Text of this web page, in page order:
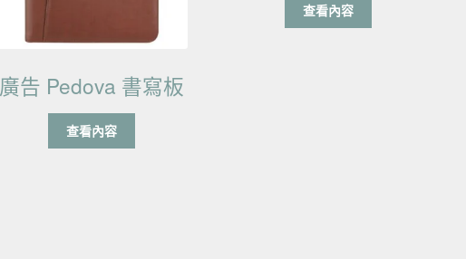
廣告 Pedova 書寫板
查看內容
查看內容